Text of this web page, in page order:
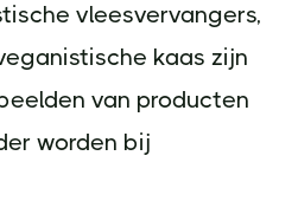
vleesvervangers,
kaas zijn
van producten
worden bij